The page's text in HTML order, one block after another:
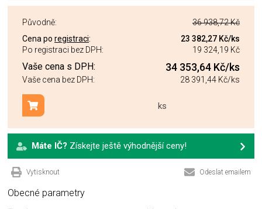
Původně:
36 938,72 Kč
Cena po registraci: 23 382,27 Kč/ks
Po registraci bez DPH:
19 324,19 Kč
Vaše cena s DPH: 34 353,64 Kč/ks
Vaše cena bez DPH: 28 391,44 Kč/ks
ks
Přidat do košíku
Máte IČ? Získejte ještě výhodnější ceny!
Vytisknout Odeslat emailem
Obecné parametry